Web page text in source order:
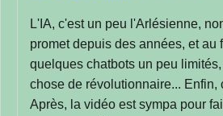
L'IA, c'est un peu l'Arlésienne,
promet depuis des années, et au
quelques chatbots un peu
chose de révolutionnaire... Enfin,
Après, la vidéo est sympa pour